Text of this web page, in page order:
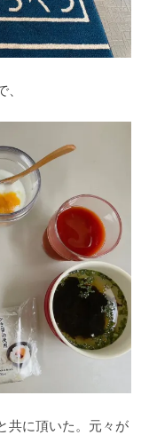
共に頂いた。元々が